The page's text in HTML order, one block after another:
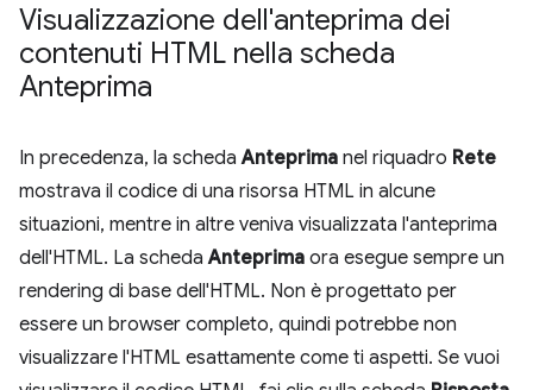
Visualizzazione dell'anteprima dei
contenuti HTML nella scheda
Anteprima
In precedenza, la schedaAnteprima nel riquadro Rete
mostrava il codice di una risorsa HTML in alcune
situazioni, mentre in altre veniva visualizzata l'anteprima
dell'HTML. La schedaAnteprima ora esegue sempre un
rendering di base dell'HTML. Non è progettato per
essere un browser completo, quindi potrebbe non
visualizzare l'HTML esattamente come ti aspetti. Se vuoi